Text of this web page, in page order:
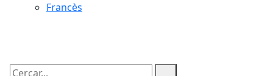
Francès